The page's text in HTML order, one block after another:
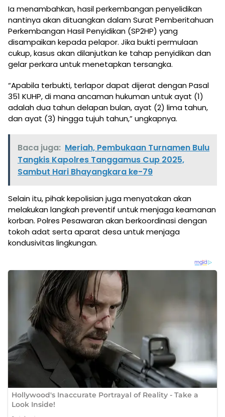
Ia menambahkan, hasil perkembangan penyelidikan
nantinya akan dituangkan dalam Surat Pemberitahuan
Perkembangan Hasil Penyidikan (SP2HP) yang
disampaikan kepada pelapor. Jika bukti permulaan
cukup, kasus akan dilanjutkan ke tahap penyidikan dan
gelar perkara untuk menetapkan tersangka.
“Apabila terbukti, terlapor dapat dijerat dengan Pasal
351 KUHP, di mana ancaman hukuman untuk ayat (1)
adalah dua tahun delapan bulan, ayat (2) lima tahun,
dan ayat (3) hingga tujuh tahun,” ungkapnya.
Baca juga: Meriah, Pembukaan Turnamen Bulu
Tangkis Kapolres Tanggamus Cup 2025,
Sambut Hari Bhayangkara ke-79
Selain itu, pihak kepolisian juga menyatakan akan
melakukan langkah preventif untuk menjaga keamanan
korban. Polres Pesawaran akan berkoordinasi dengan
tokoh adat serta aparat desa untuk menjaga
kondusivitas lingkungan.